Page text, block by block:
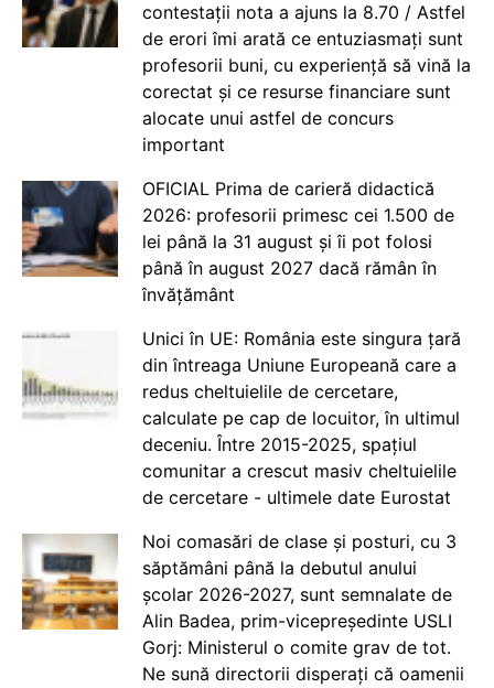
contestații nota a ajuns la 8.70 / Astfel
de erori îmi arată ce entuziasmați sunt
profesorii buni, cu experiență să vină la
corectat și ce resurse financiare sunt
alocate unui astfel de concurs
important
OFICIAL Prima de carieră didactică
2026: profesorii primesc cei 1.500 de
lei până la 31 august și îi pot folosi
până în august 2027 dacă rămân în
învățământ
Unici în UE: România este singura țară
din întreaga Uniune Europeană care a
redus cheltuielile de cercetare,
calculate pe cap de locuitor, în ultimul
deceniu. Între 2015-2025, spațiul
comunitar a crescut masiv cheltuielile
de cercetare - ultimele date Eurostat
Noi comasări de clase și posturi, cu 3
săptămâni până la debutul anului
școlar 2026-2027, sunt semnalate de
Alin Badea, prim-vicepreședinte USLI
Gorj: Ministerul o comite grav de tot.
Ne sună directorii disperați că oamenii